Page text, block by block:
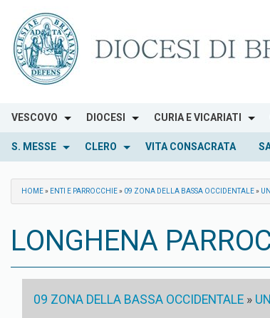
content
VESCOVO DIOCESI CURIA E VICARIATI
S. MESSE CLERO VITA CONSACRATA
HOME» ENTI E PARROCCHIE» 09 ZONA DELLA BASSA OCCIDENTALE»
LONGHENA
09 ZONA DELLA BASSA OCCIDENTALE »